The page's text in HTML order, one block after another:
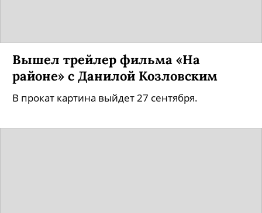
Вышел трейлер фильма «На
районе» с Данилой Козловским
В прокат картина выйдет 27 сентября.